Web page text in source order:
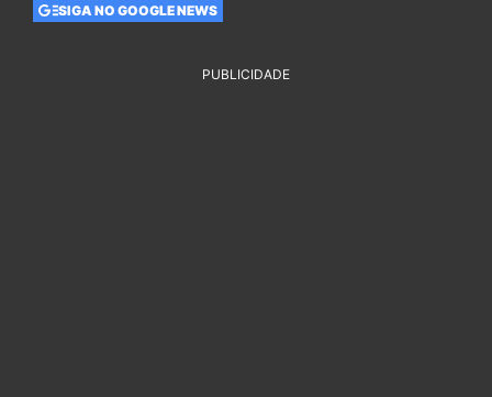
SIGA NO GOOGLE NEWS
PUBLICIDADE